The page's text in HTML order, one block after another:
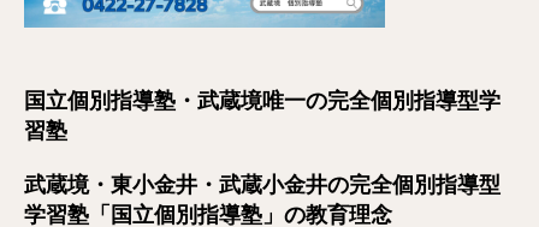
国立個別指導塾・武蔵境唯一の完全個別指導型学
習塾
武蔵境・東小金井・武蔵小金井の完全個別指導型
学習塾「国立個別指導塾」の教育理念